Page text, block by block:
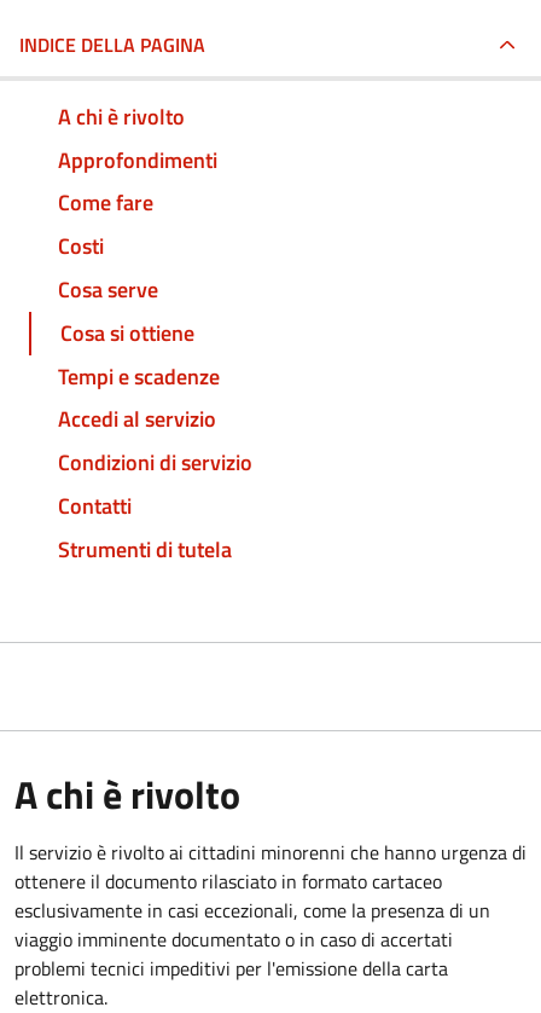
INDICE DELLA PAGINA
A chi è rivolto
Approfondimenti
Come fare
Costi
Cosa serve
Cosa si ottiene
Tempi e scadenze
Accedi al servizio
Condizioni di servizio
Contatti
Strumenti di tutela
A chi è rivolto
Il servizio è rivolto ai cittadini minorenni che hanno urgenza di
ottenere il documento rilasciato in formato cartaceo
esclusivamente in casi eccezionali, come la presenza di un
viaggio imminente documentato o in caso di accertati
problemi tecnici impeditivi per l'emissione della carta
elettronica.